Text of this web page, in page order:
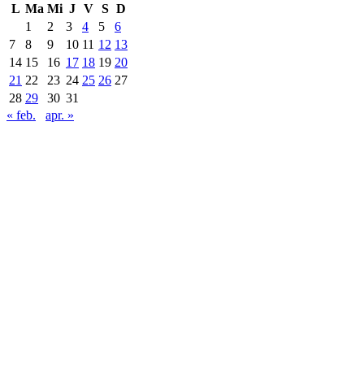
L Ma Mi J V S D
1
2 3 4 5
6
7
8 9 10 11 12 13
14 15 16 17 18 19 20
21 22 23 24 25 26 27
28 29 30 31
« feb.
apr. »